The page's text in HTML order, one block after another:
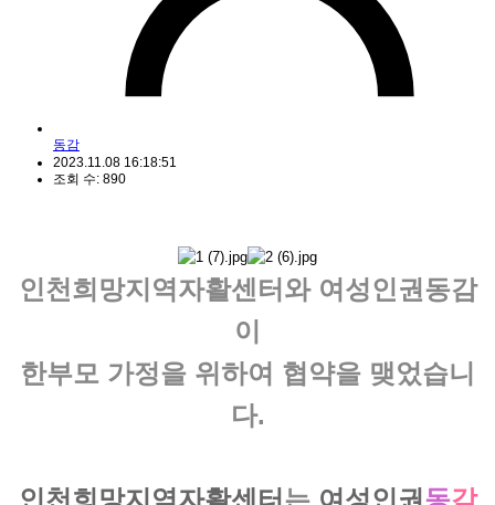
동감
2023.11.08 16:18:51
조회 수: 890
인천희망지역자활센터 와 여성인권동감
이
한부모 가정을 위하여 협약을 맺었습니
다.
인천희망지역자활센터 는 여성인권 동감